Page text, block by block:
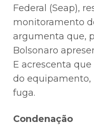
Federal (Seap),
monitoramento
argumenta que,
Bolsonaro
E acrescenta
do equipamento,
fuga.
Condenação